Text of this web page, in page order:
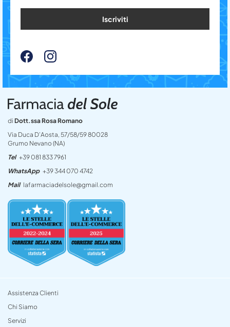
di Dott.ssa Rosa Romano
Via Duca D’Aosta, 57/58/59 80028
Grumo Nevano (NA)
Tel +39 081 833 7961
WhatsApp +39 344 070 4742
Mail lafarmaciadelsole@gmail.com
Assistenza Clienti
Chi Siamo
Servizi
Iscriviti